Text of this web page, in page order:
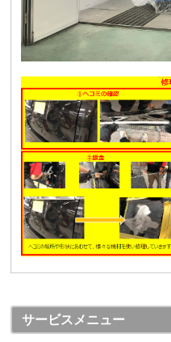
サービスメニュー